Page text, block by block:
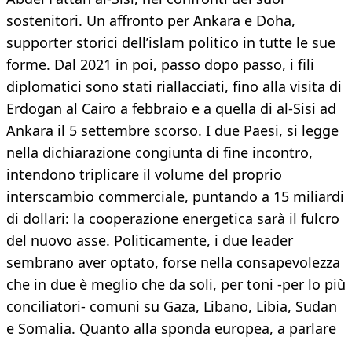
sostenitori. Un affronto per Ankara e Doha,
supporter storici dell’islam politico in tutte le sue
forme. Dal 2021 in poi, passo dopo passo, i fili
diplomatici sono stati riallacciati, fino alla visita di
Erdogan al Cairo a febbraio e a quella di al-Sisi ad
Ankara il 5 settembre scorso. I due Paesi, si legge
nella dichiarazione congiunta di fine incontro,
intendono triplicare il volume del proprio
interscambio commerciale, puntando a 15 miliardi
di dollari: la cooperazione energetica sarà il fulcro
del nuovo asse. Politicamente, i due leader
sembrano aver optato, forse nella consapevolezza
che in due è meglio che da soli, per toni -per lo più
conciliatori- comuni su Gaza, Libano, Libia, Sudan
e Somalia. Quanto alla sponda europea, a parlare